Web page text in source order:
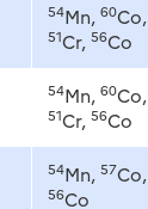
54Mn, 60Co,
51Cr, 56Co
54Mn, 60Co,
51Cr, 56Co
54Mn, 57Co,
56Co